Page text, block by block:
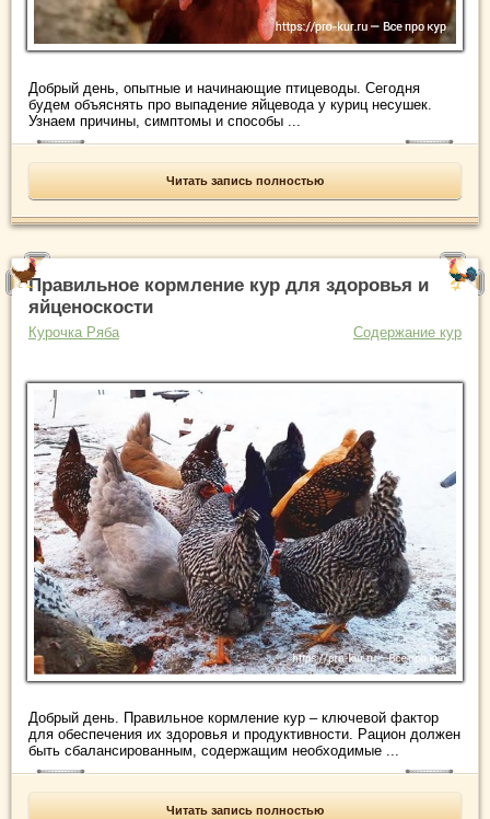
Добрый день, опытные и начинающие птицеводы. Сегодня
будем объяснять про выпадение яйцевода у куриц несушек.
Узнаем причины, симптомы и способы ...
Читать запись полностью
Правильное кормление кур для здоровья и
яйценоскости
Курочка Ряба Содержание кур
Добрый день. Правильное кормление кур – ключевой фактор
для обеспечения их здоровья и продуктивности. Рацион должен
быть сбалансированным, содержащим необходимые ...
Читать запись полностью